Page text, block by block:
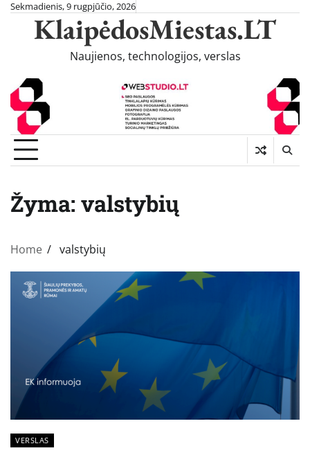
Skip
content
Sekmadienis, 9 rugpjūčio, 2026
KlaipėdosMiestas.LT
Naujienos, technologijos, verslas
Žyma: valstybių
Home valstybių
VERSLAS